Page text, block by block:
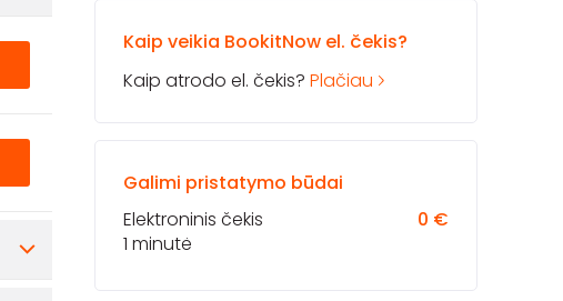
Kaip veikia BookitNow el. čekis?
Kaip atrodo el. čekis? Plačiau
Galimi pristatymo būdai
0 €
Elektroninis čekis
1 minutė